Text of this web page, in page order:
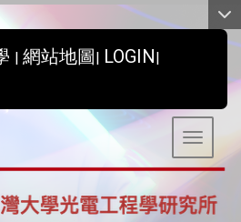
| 網站地圖| LOGIN|
Toggle